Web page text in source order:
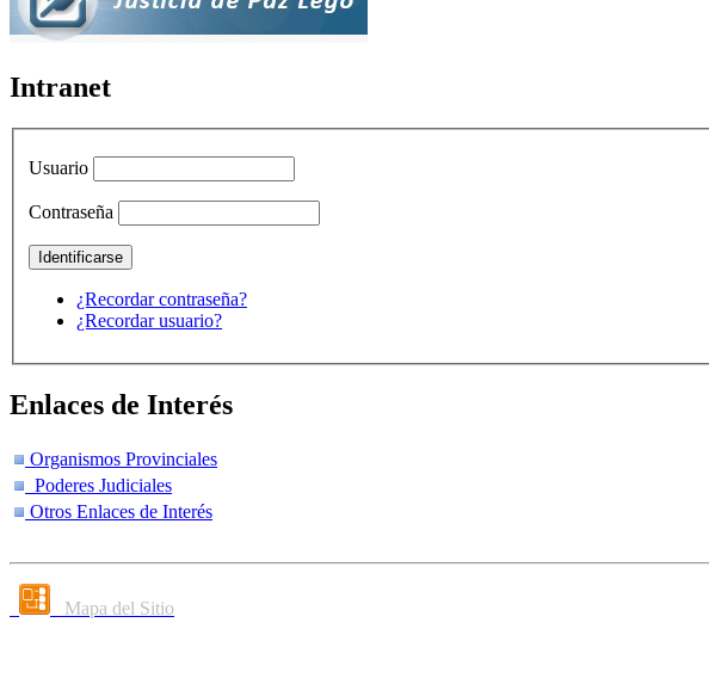
Intranet
Usuario
Contraseña
¿Recordar contraseña?
¿Recordar usuario?
Enlaces de Interés
Organismos Provinciales
Poderes Judiciales
Otros Enlaces de Interés
Mapa del Sitio